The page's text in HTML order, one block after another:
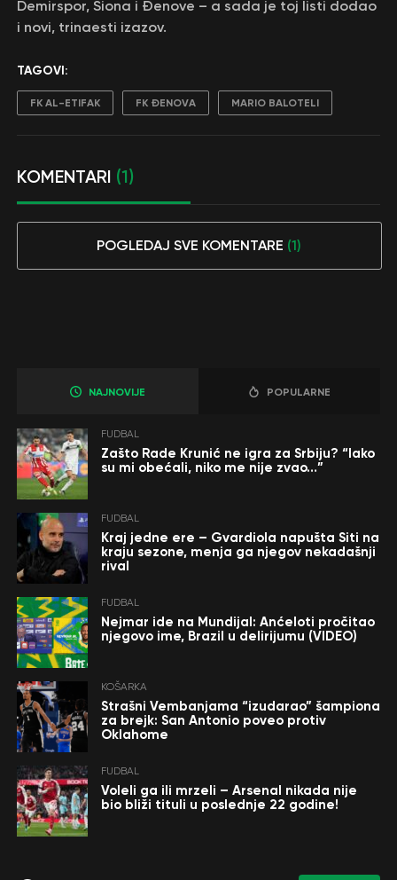
Demirspor, Siona i Đenove – a sada je toj listi dodao
i novi, trinaesti izazov.
TAGOVI:
FK AL-ETIFAK FK ĐENOVA MARIO BALOTELI
KOMENTARI (1)
POGLEDAJ SVE KOMENTARE (1)
NAJNOVIJE POPULARNE
FUDBAL
Zašto Rade Krunić ne igra za Srbiju? “Iako
su mi obećali, niko me nije zvao…”
FUDBAL
Kraj jedne ere – Gvardiola napušta Siti na
kraju sezone, menja ga njegov nekadašnji
rival
FUDBAL
Nejmar ide na Mundijal: Anćeloti pročitao
njegovo ime, Brazil u delirijumu (VIDEO)
KOŠARKA
Strašni Vembanjama “izudarao” šampiona
za brejk: San Antonio poveo protiv
Oklahome
FUDBAL
Voleli ga ili mrzeli – Arsenal nikada nije
bio bliži tituli u poslednje 22 godine!